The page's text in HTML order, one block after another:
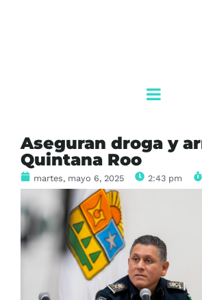
Aseguran droga y
Quintana Roo
martes, mayo 6, 2025 2:43 pm